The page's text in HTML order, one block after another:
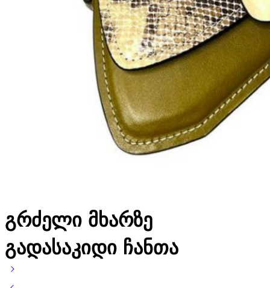
გრძელი მხარზე
გადასაკიდი ჩანთა